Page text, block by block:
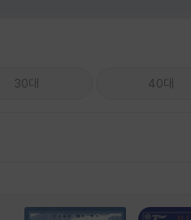
30대 40대